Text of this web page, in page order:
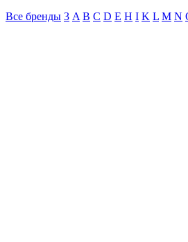
Все бренды 3 A B C D E H I K L M N